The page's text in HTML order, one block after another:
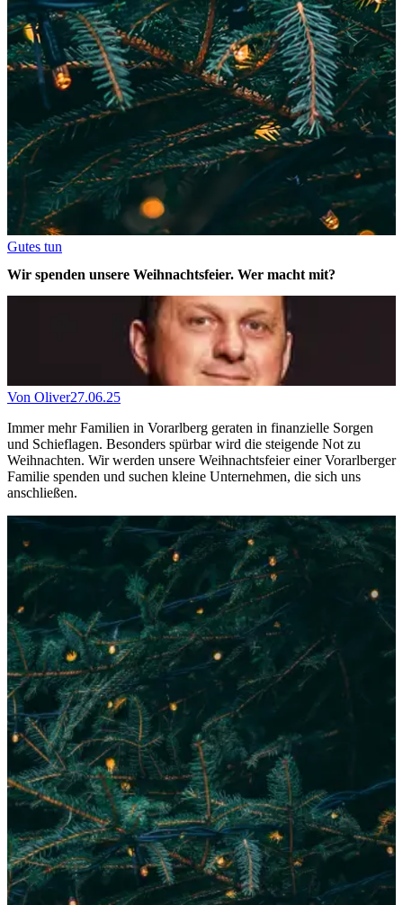
Gutes tun
Wir spenden unsere Weihnachtsfeier. Wer macht mit?
Von Oliver27.06.25
Immer mehr Familien in Vorarlberg geraten in finanzielle Sorgen
und Schieflagen. Besonders spürbar wird die steigende Not zu
Weihnachten. Wir werden unsere Weihnachtsfeier einer Vorarlberger
Familie spenden und suchen kleine Unternehmen, die sich uns
anschließen.